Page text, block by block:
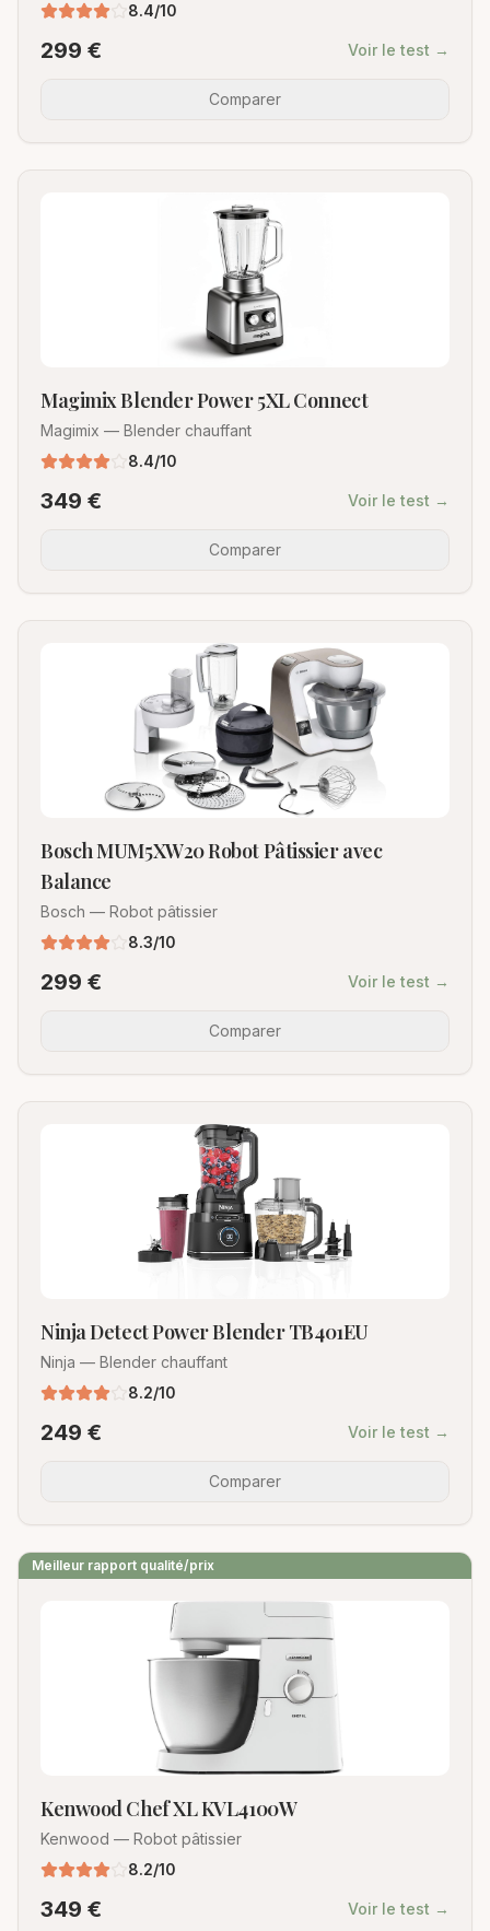
8.4/10
299 € Voir le test →
Comparer
Magimix Blender Power 5XL Connect
Magimix — Blender chauffant
8.4/10
349 € Voir le test →
Comparer
Bosch MUM5XW20 Robot Pâtissier avec
Balance
Bosch — Robot pâtissier
8.3/10
299 € Voir le test →
Comparer
Ninja Detect Power Blender TB401EU
Ninja — Blender chauffant
8.2/10
249 € Voir le test →
Comparer
Meilleur rapport qualité/prix
Kenwood Chef XL KVL4100W
Kenwood — Robot pâtissier
8.2/10
349 € Voir le test →